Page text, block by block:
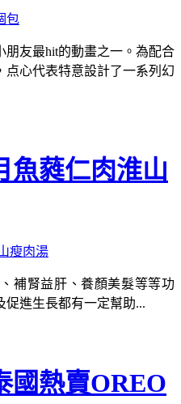
朋友最hit的動畫之一。為配合
心代表特意設計了一系列幻
魚蕤仁肉淮山
補腎益肝、養顏美髮等等功
促進生長都有一定幫助...
國熱賣OREO